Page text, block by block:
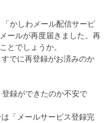
「かしわメール配信サービ
ールが再度届きました。再
とでしょうか。
すでに再登録がお済みのか
登録ができたのか不安で
「メールサービス登録完